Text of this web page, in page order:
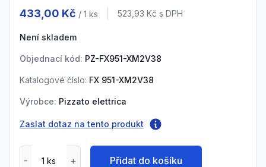
433,00 Kč / 1 ks Cena s DPH
523,93 Kč s DPH
Není skladem
Objednací kód: PZ-FX951-XM2V38
Katalogové číslo: FX 951-XM2V38
Výrobce: Pizzato elettrica
Zaslat dotaz na tento produkt
Přidat do košíku